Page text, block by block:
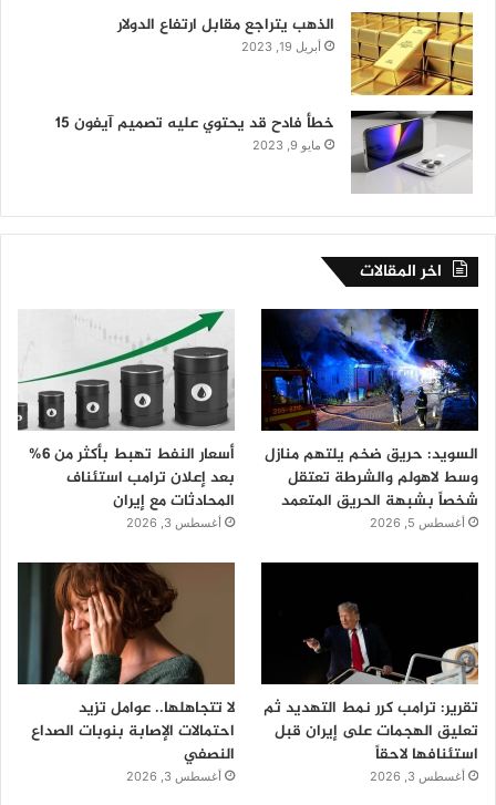
الذهب يتراجع مقابل ارتفاع الدولار
أبريل 19, 2023
خطأ فادح قد يحتوي عليه تصميم آيفون 15
مايو 9, 2023
اخر المقالات
السويد: حريق ضخم يلتهم منازل
وسط لاهولم والشرطة تعتقل
شخصاً بشبهة الحريق المتعمد
أغسطس 5, 2026
أسعار النفط تهبط بأكثر من 6%
بعد إعلان ترامب استئناف
المحادثات مع إيران
أغسطس 3, 2026
تقرير: ترامب كرر نمط التهديد ثم
تعليق الهجمات على إيران قبل
استئنافها لاحقاً
أغسطس 3, 2026
لا تتجاهلها.. عوامل تزيد
احتمالات الإصابة بنوبات الصداع
النصفي
أغسطس 3, 2026